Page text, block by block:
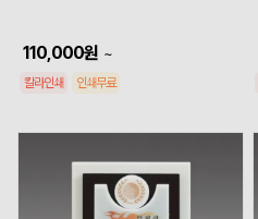
110,000원 ~
칼라인쇄 인쇄무료